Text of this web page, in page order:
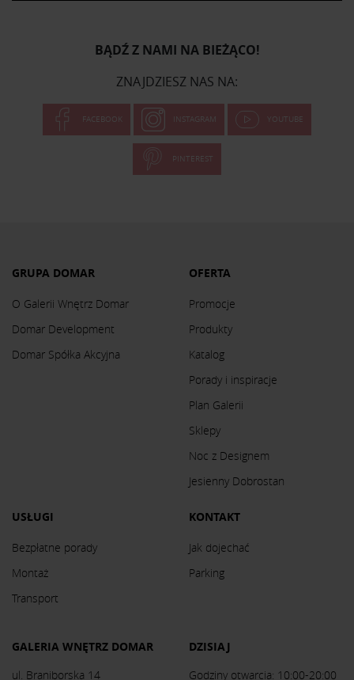
BĄDŹ Z NAMI NA BIEŻĄCO!
ZNAJDZIESZ NAS NA:
FACEBOOK INSTAGRAM YOUTUBE
PINTEREST
GRUPA DOMAR
O Galerii Wnętrz Domar
Domar Development
Domar Spółka Akcyjna
OFERTA
Promocje
Produkty
Katalog
Porady i inspiracje
Plan Galerii
Sklepy
Noc z Designem
Jesienny Dobrostan
USŁUGI
Bezpłatne porady
Montaż
Transport
KONTAKT
Jak dojechać
Parking
GALERIA WNĘTRZ DOMAR
ul. Braniborska 14
DZISIAJ
Godziny otwarcia: 10:00-20:00